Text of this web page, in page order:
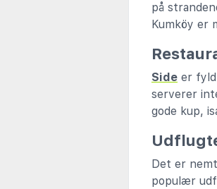
på
Kumköy er
Side er
serverer
gode kup,
Det er
populær